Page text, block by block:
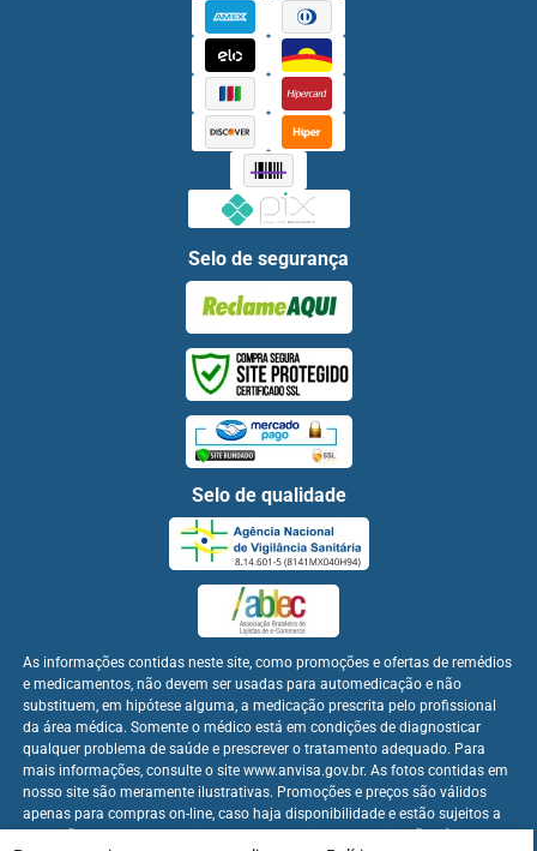
Selo de segurança
Selo de qualidade
As informações contidas neste site, como promoções e ofertas de remédios
e medicamentos, não devem ser usadas para automedicação e não
substituem, em hipótese alguma, a medicação prescrita pelo profissional
da área médica. Somente o médico está em condições de diagnosticar
qualquer problema de saúde e prescrever o tratamento adequado. Para
mais informações, consulte o site www.anvisa.gov.br. As fotos contidas em
nosso site são meramente ilustrativas. Promoções e preços são válidos
apenas para compras on-line, caso haja disponibilidade e estão sujeitos a